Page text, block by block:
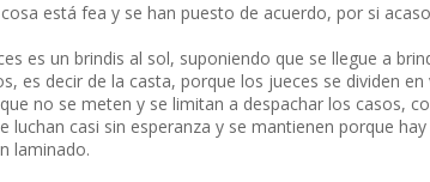
está fea y se han puesto de acuerdo, por si
es un brindis al sol, suponiendo que se llegue a
es decir de la casta, porque los jueces se dividen en
no se meten y se limitan a despachar los casos,
luchan casi sin esperanza y se mantienen porque
laminado.